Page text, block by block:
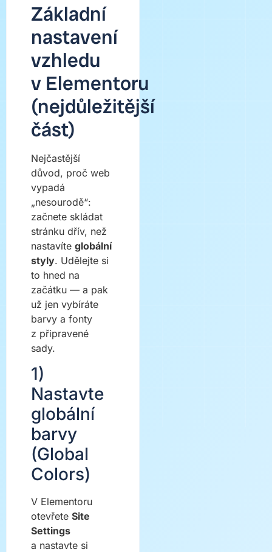
Základní
nastavení
vzhledu
v Elementoru
(nejdůležitější
část)
Nejčastější
důvod, proč web
vypadá
„nesourodě“:
začnete skládat
stránku dřív, než
nastavíte globální
styly. Udělejte si
to hned na
začátku — a pak
už jen vybíráte
barvy a fonty
z připravené
sady.
1)
Nastavte
globální
barvy
(Global
Colors)
V Elementoru
otevřete Site
Settings
a nastavte si